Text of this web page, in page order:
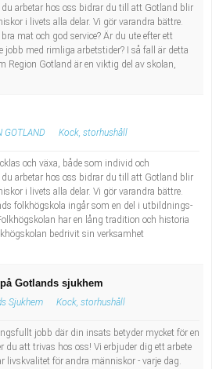
arbetar hos oss bidrar du till att Gotland blir
i livets alla delar. Vi gör varandra bättre.
mat och god service? Är du ute efter ett
jobb med rimliga arbetstider? I så fall är detta
Region Gotland är en viktig del av skolan,
GOTLAND Kock, storhushåll
och växa, både som individ och
arbetar hos oss bidrar du till att Gotland blir
i livets alla delar. Vi gör varandra bättre.
folkhögskola ingår som en del i utbildnings-
har en lång tradition och historia
bedrivit sin verksamhet
Gotlands sjukhem
Sjukhem Kock, storhushåll
jobb där din insats betyder mycket för en
du att trivas hos oss! Vi erbjuder dig ett arbete
livskvalitet för andra människor - varje dag.